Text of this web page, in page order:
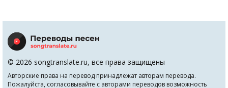
© 2026 songtranslate.ru, все права защищены
Авторские права на перевод принадлежат авторам перевода.
Пожалуйста, согласовывайте с авторами переводов возможность